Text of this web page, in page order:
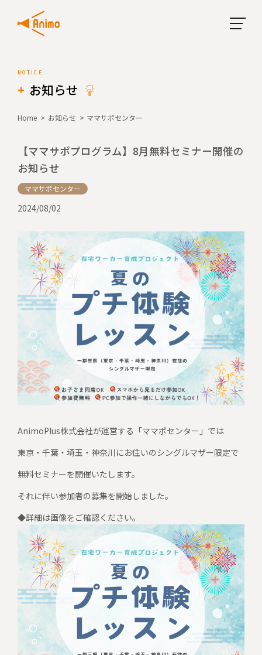
お知らせ
Home お知らせ ママサポセンター
【ママサポプログラム】8月無料セミナー開催の
お知らせ
ママサポセンター
2024/08/02
AnimoPlus株式会社が運営する「ママポセンター」では
東京・千葉・埼玉・神奈川にお住いのシングルマザー限定で
無料セミナーを開催いたします。
それに伴い参加者の募集を開始しました。
◆詳細は画像をご確認ください。